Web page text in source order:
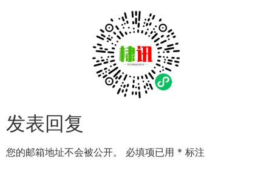
发表回复
您的邮箱地址不会被公开。 必填项已用 * 标注